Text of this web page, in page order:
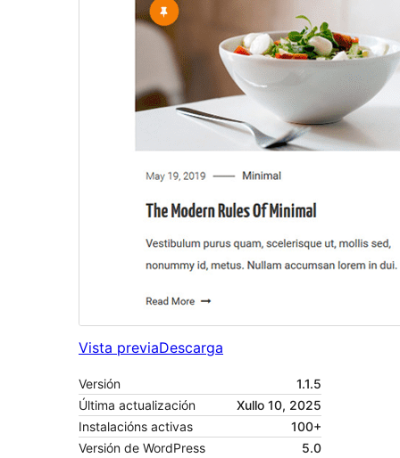
Vista previaDescarga
Versión
1.1.5
Última actualización
Xullo 10, 2025
Instalacións activas
100+
Versión de WordPress
5.0